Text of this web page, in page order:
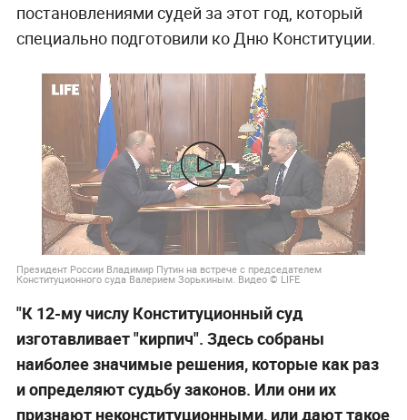
постановлениями судей за этот год, который
специально подготовили ко Дню Конституции.
Президент России Владимир Путин на встрече с председателем
Конституционного суда Валерием Зорькиным. Видео © LIFE
"К 12-му числу Конституционный суд
изготавливает "кирпич". Здесь собраны
наиболее значимые решения, которые как раз
и определяют судьбу законов. Или они их
признают неконституционными, или дают такое